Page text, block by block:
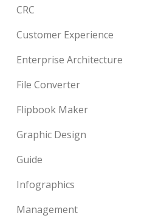
CRC
Customer Experience
Enterprise Architecture
File Converter
Flipbook Maker
Graphic Design
Guide
Infographics
Management